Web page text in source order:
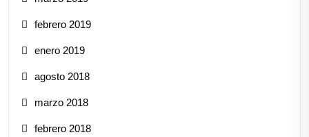
febrero 2019
enero 2019
agosto 2018
marzo 2018
febrero 2018